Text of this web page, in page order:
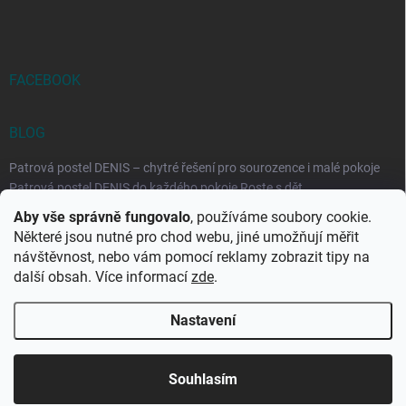
Aby vše správně fungovalo, používáme soubory cookie.
Některé jsou nutné pro chod webu, jiné umožňují měřit
návštěvnost, nebo vám pomocí reklamy zobrazit tipy na
další obsah. Více informací zde.
Nastavení
Souhlasím
FACEBOOK
BLOG
Patrová postel DENIS – chytré řešení pro sourozence i malé pokoje
Patrová postel DENIS do každého pokoje Roste s dět...
Rozkládací postele RELAX – ideální řešení pro malé prostory i
každodenní spaní
Rozkládací postel, která se přizpůsobí vašemu živo...
Copyright 2026DK-obchod.cz. Všechna práva vyhrazena.Upravit
nastavení cookies